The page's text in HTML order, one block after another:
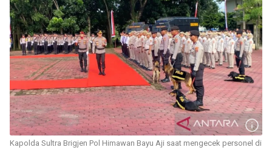
Kapolda Sultra Brigjen Pol Himawan Bayu Aji saat mengecek personel di